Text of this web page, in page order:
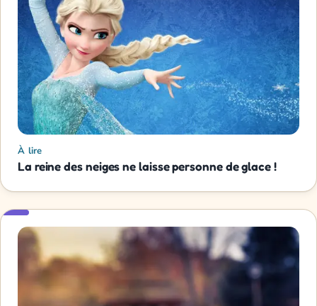
À lire
La reine des neiges ne laisse personne de glace !